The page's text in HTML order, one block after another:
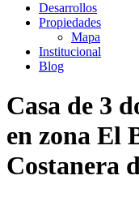
Desarrollos
Propiedades
Mapa
Institucional
Blog
Casa de 3
en zona El
Costanera